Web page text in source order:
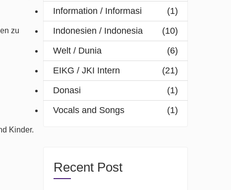
zu
Kinder.
Information / Informasi
(1)
Indonesien / Indonesia
(10)
Welt / Dunia
(6)
EIKG / JKI Intern
(21)
Donasi
(1)
Vocals and Songs
(1)
Recent Post